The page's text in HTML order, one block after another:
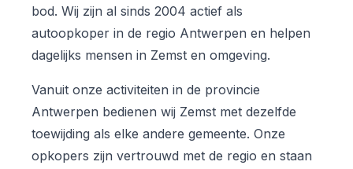
bod. Wij zijn al sinds 2004 actief als
autoopkoper in de regio Antwerpen en helpen
dagelijks mensen in Zemst en omgeving.
Vanuit onze activiteiten in de provincie
Antwerpen bedienen wij Zemst met dezelfde
toewijding als elke andere gemeente. Onze
opkopers zijn vertrouwd met de regio en staan